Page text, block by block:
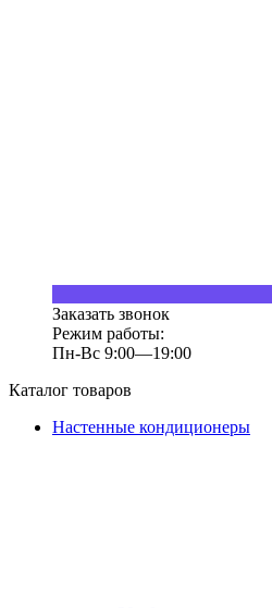
Заказать звонок
Режим работы:
Пн-Вс 9:00—19:00
Каталог товаров
Настенные кондиционеры